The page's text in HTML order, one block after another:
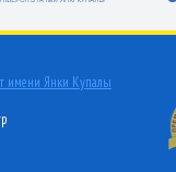
имени Янки Купалы